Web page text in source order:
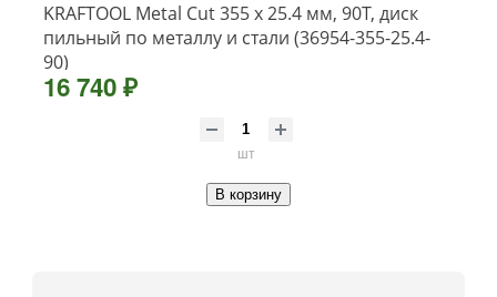
KRAFTOOL Metal Cut 355 х 25.4 мм, 90Т, диск
пильный по металлу и стали (36954-355-25.4-
90)
16 740 ₽
шт
В корзину